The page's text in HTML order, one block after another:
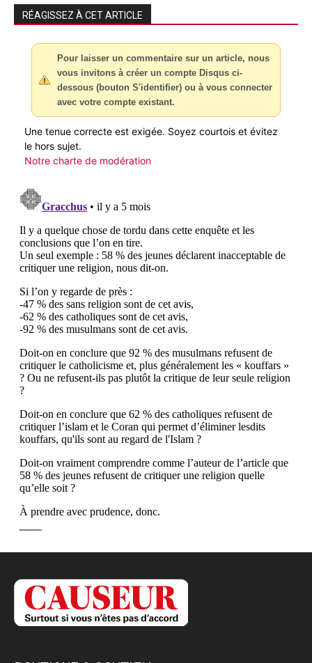
RÉAGISSEZ À CET ARTICLE
Pour laisser un commentaire sur un article, nous
vous invitons à créer un compte Disqus ci-
dessous (bouton S'identifier) ou à vous connecter
avec votre compte existant.
Une tenue correcte est exigée. Soyez courtois et évitez
le hors sujet.
Notre charte de modération